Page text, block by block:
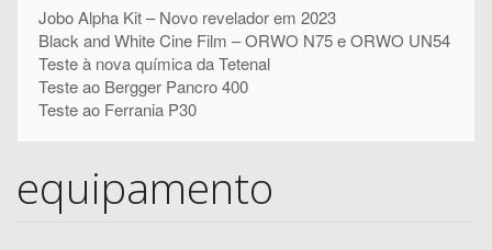
Jobo Alpha Kit – Novo revelador em 2023
Black and White Cine Film – ORWO N75 e ORWO UN54
Teste à nova química da Tetenal
Teste ao Bergger Pancro 400
Teste ao Ferrania P30
equipamento